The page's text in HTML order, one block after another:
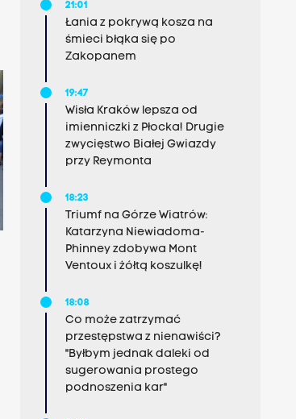
21:01
Łania z pokrywą kosza na
śmieci błąka się po
Zakopanem
19:47
Wisła Kraków lepsza od
imienniczki z Płocka! Drugie
zwycięstwo Białej Gwiazdy
przy Reymonta
18:23
Triumf na Górze Wiatrów:
Katarzyna Niewiadoma-
Phinney zdobywa Mont
Ventoux i żółtą koszulkę!
18:08
Co może zatrzymać
przestępstwa z nienawiści?
"Byłbym jednak daleki od
sugerowania prostego
podnoszenia kar"